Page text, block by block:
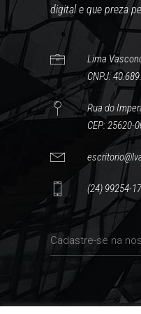
digital e que preza
Lima
CNPJ:
Rua do
CEP: 25620-
(24) 99254-